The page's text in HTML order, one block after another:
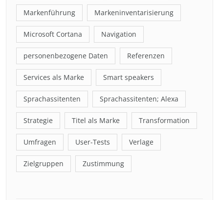
Markenführung Markeninventarisierung
Microsoft Cortana Navigation
personenbezogene Daten Referenzen
Services als Marke Smart speakers
Sprachassitenten Sprachassitenten; Alexa
Strategie Titel als Marke Transformation
Umfragen User-Tests Verlage
Zielgruppen Zustimmung